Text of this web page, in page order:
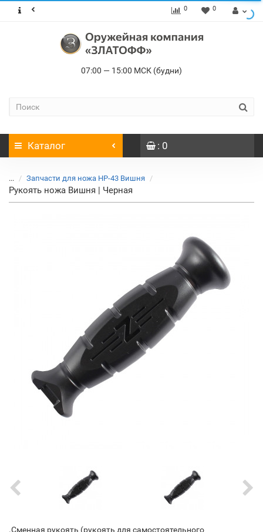
0 0
07:00 — 15:00 МСК (будни)
Каталог : 0
... Запчасти для ножа НР-43 Вишня
Рукоять ножа Вишня | Черная
.Сменная рукоять (рукоять для самостоятельного